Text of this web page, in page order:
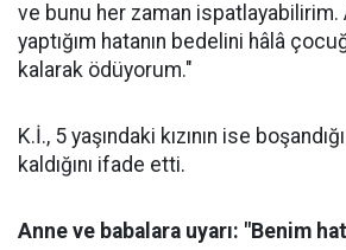
ve bunu her zaman ispatlayabilirim.
yaptığım hatanın bedelini hâlâ
kalarak ödüyorum."
K.İ., 5 yaşındaki kızının ise
kaldığını ifade etti.
Anne ve babalara uyarı: "Benim